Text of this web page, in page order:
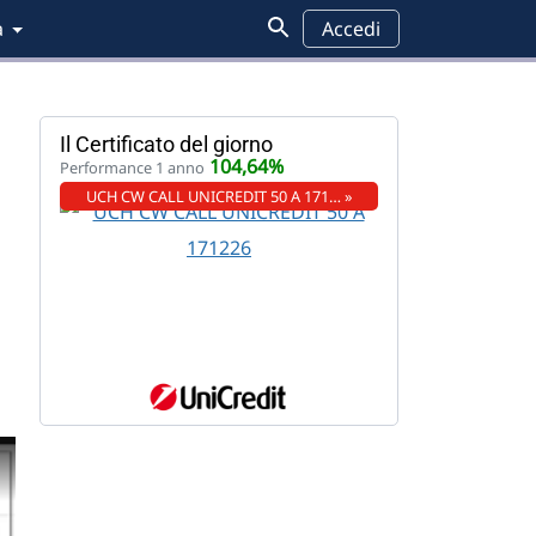
Accedi
Il Certificato del giorno
Performance 1 anno 104,64%
UCH CW CALL UNICREDIT 50 A 171… »